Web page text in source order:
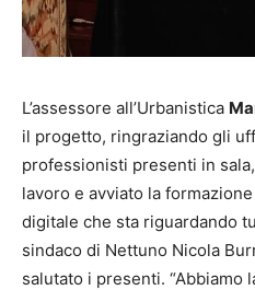
L’assessore all’Urbanistica
il progetto, ringraziando gli
professionisti presenti in
lavoro e avviato la
digitale che sta riguardando
sindaco di Nettuno Nicola
salutato i presenti. “Abbiamo